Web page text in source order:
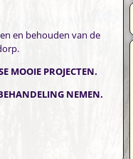
en behouden van de
MOOIE PROJECTEN.
NEMEN.